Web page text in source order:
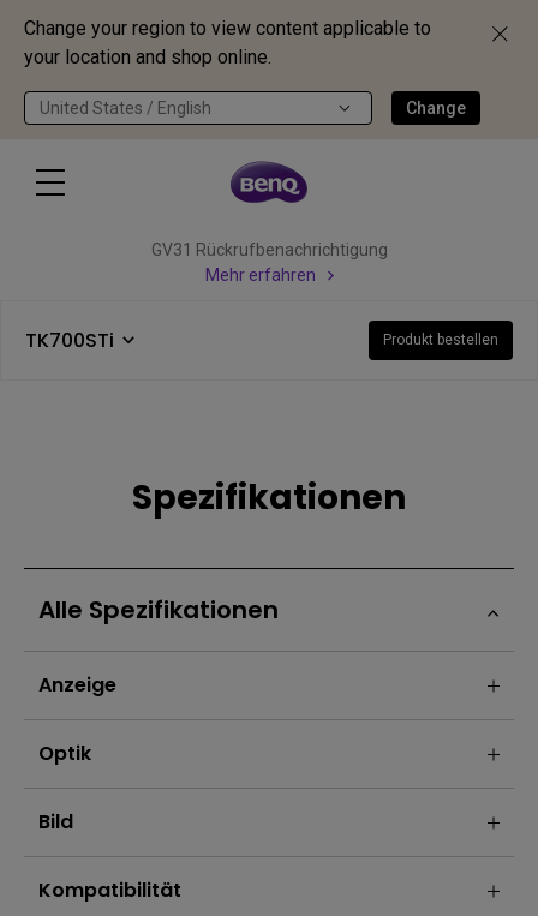
Change your region to view content applicable to
your location and shop online.
United States / English Change
GV31 Rückrufbenachrichtigung
Mehr erfahren
TK700STi Produkt bestellen
Spezifikationen
Alle Spezifikationen
Anzeige
Optik
Bild
Kompatibilität